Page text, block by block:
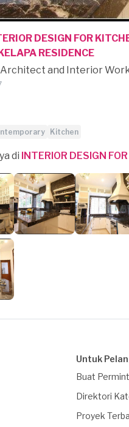
DESIGN FOR
RESIDENCE
Architect and Interior
Kitchen
di INTERIOR DESIGN
Untuk
Buat
Direktori
Proyek